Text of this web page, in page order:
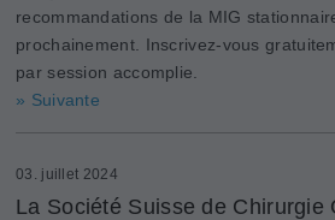
recommandations de la MIG
prochainement. Inscrivez-vous
par session accomplie.
» Suivante
03. juillet 2024
La Société Suisse de Chirurgie